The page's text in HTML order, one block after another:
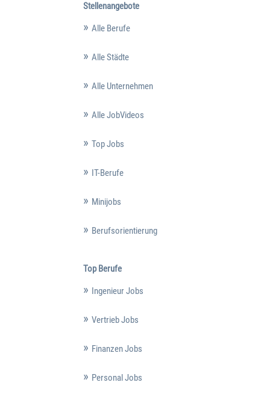
Stellenangebote
Alle Berufe
Alle Städte
Alle Unternehmen
Alle JobVideos
Top Jobs
IT-Berufe
Minijobs
Berufsorientierung
Top Berufe
Ingenieur Jobs
Vertrieb Jobs
Finanzen Jobs
Personal Jobs